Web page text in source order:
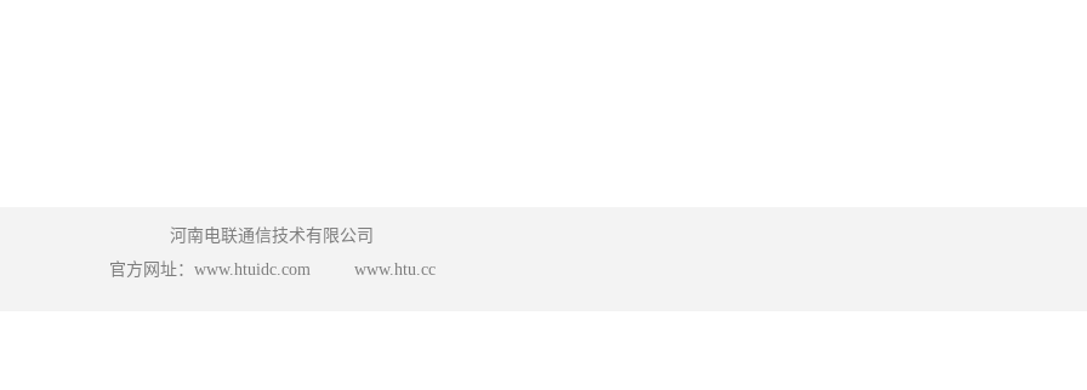
河南电联通信技术有限公司
官方网址：www.htuidc.com www.htu.cc